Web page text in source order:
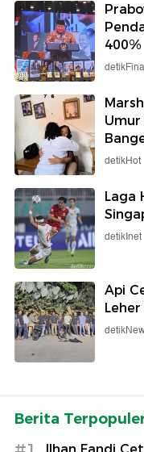
400%
Umur
detikHot
Laga
detikInet
Api
Berita
Ilhan Fandi